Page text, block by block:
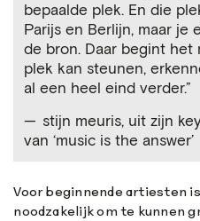
bepaalde plek. En die
Parijs en Berlijn, maar je
de bron. Daar begint het
plek kan steunen,
al een heel eind verder.”
stijn meuris, uit zijn
van ‘music is the answer’
Voor beginnende artiesten
noodzakelijk om te kunnen